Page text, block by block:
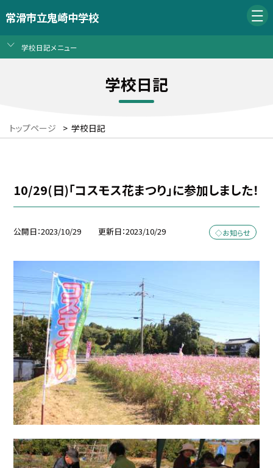
常滑市立鬼崎中学校
学校日記メニュー
学校日記
トップページ > 学校日記
10/29(日)「コスモス花まつり」に参加しました！
公開日 2023/10/29 更新日 2023/10/29 ◇お知らせ